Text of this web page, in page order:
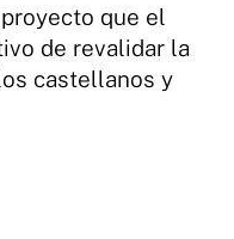
que el
de revalidar la
castellanos y